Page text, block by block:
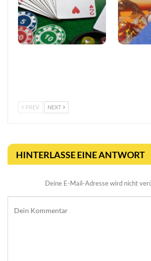
PREV NEXT
HINTERLASSE EINE ANTWORT
Deine E-Mail-Adresse wird nicht